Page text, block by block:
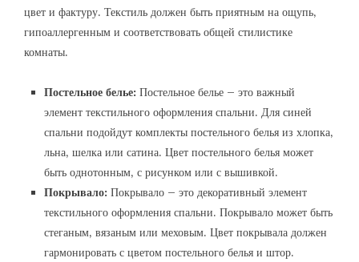
цвет и фактуру. Текстиль должен быть приятным на ощупь‚
гипоаллергенным и соответствовать общей стилистике
комнаты.
Постельное белье: Постельное белье – это важный
элемент текстильного оформления спальни. Для синей
спальни подойдут комплекты постельного белья из хлопка‚
льна‚ шелка или сатина. Цвет постельного белья может
быть однотонным‚ с рисунком или с вышивкой.
Покрывало: Покрывало – это декоративный элемент
текстильного оформления спальни. Покрывало может быть
стеганым‚ вязаным или меховым. Цвет покрывала должен
гармонировать с цветом постельного белья и штор.